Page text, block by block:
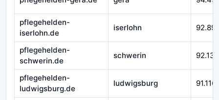
pflegehelden-
iserlohn.de
iserlohn
pflegehelden-
schwerin.de
schwerin 92.138
pflegehelden-
ludwigsburg.de
ludwigsburg 91.116